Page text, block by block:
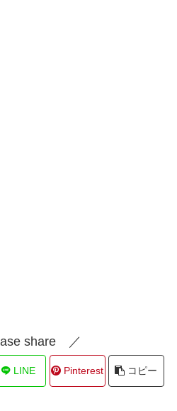
share ／
LINE Pinterest コピー